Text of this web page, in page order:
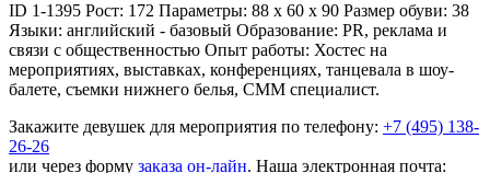
ID 1-1395 Рост: 172 Параметры: 88 x 60 x 90 Размер обуви: 38
Языки: английский - базовый Образование: PR, реклама и
связи с общественностью Опыт работы: Хостес на
мероприятиях, выставках, конференциях, танцевала в шоу-
балете, съемки нижнего белья, СММ специалист.
Закажите девушек для мероприятия по телефону: +7 (495) 138-
26-26
или через форму заказа он-лайн. Наша электронная почта: